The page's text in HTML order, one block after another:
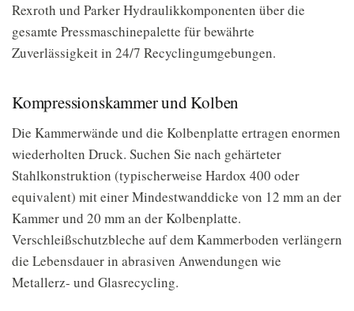
Rexroth und Parker Hydraulikkomponenten über die
gesamte Pressmaschinepalette für bewährte
Zuverlässigkeit in 24/7 Recyclingumgebungen.
Kompressionskammer und Kolben
Die Kammerwände und die Kolbenplatte ertragen enormen
wiederholten Druck. Suchen Sie nach gehärteter
Stahlkonstruktion (typischerweise Hardox 400 oder
equivalent) mit einer Mindestwanddicke von 12 mm an der
Kammer und 20 mm an der Kolbenplatte.
Verschleißschutzbleche auf dem Kammerboden verlängern
die Lebensdauer in abrasiven Anwendungen wie
Metallerz- und Glasrecycling.